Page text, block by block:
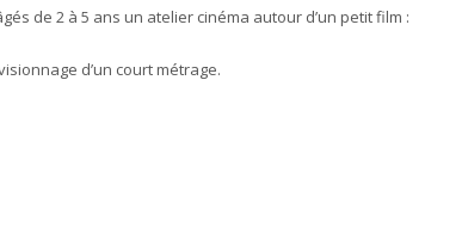
de 2 à 5 ans un atelier cinéma autour d’un petit film :
d’un court métrage.